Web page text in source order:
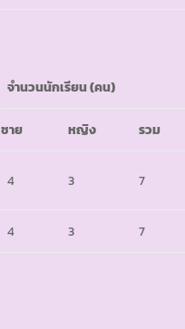
จำนวนนักเรียน(คน)
ชาย หญิง รวม
4 3 7
4 3 7